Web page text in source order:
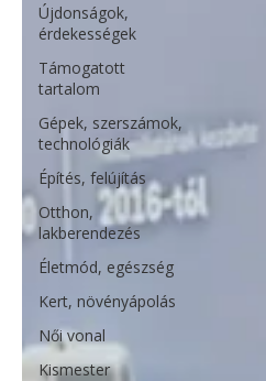
Újdonságok,
érdekességek
Támogatott
tartalom
Gépek, szerszámok,
technológiák
Építés, felújítás
Otthon,
lakberendezés
Életmód, egészség
Kert, növényápolás
Női vonal
Kismester